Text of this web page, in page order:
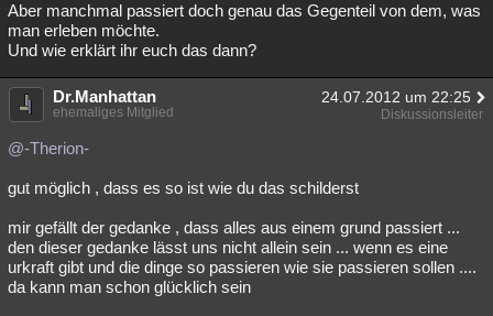
Aber manchmal passiert doch genau das Gegenteil von dem, was
man erleben möchte.
Und wie erklärt ihr euch das dann?
Dr.Manhattan 24.07.2012 um 22:25
ehemaliges Mitglied Diskussionsleiter
@-Therion-
gut möglich , dass es so ist wie du das schilderst
mir gefällt der gedanke , dass alles aus einem grund passiert ...
den dieser gedanke lässt uns nicht allein sein ... wenn es eine
urkraft gibt und die dinge so passieren wie sie passieren sollen ....
da kann man schon glücklich sein